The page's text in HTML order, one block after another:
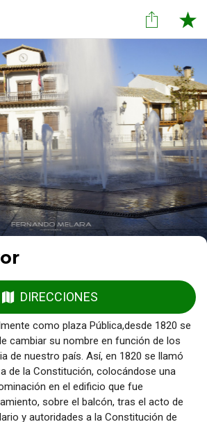
DIRECCIONES
como plaza Pública,desde 1820 se
cambiar su nombre en función de los
de nuestro país. Así, en 1820 se llamó
de la Constitución, colocándose una
en el edificio que fue
sobre el balcón, tras el acto de
y autoridades a la Constitución de